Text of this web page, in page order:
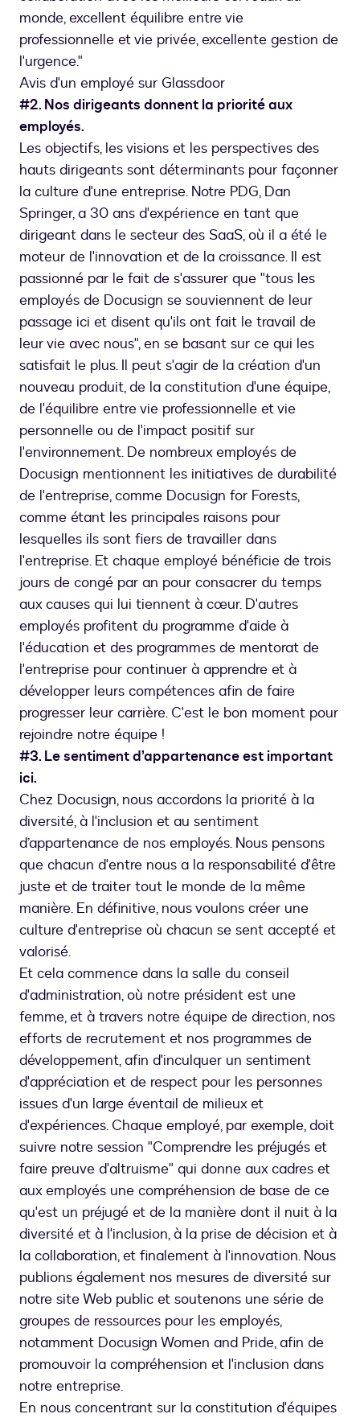
monde, excellent équilibre entre vie
professionnelle et vie privée, excellente gestion de
l'urgence."
Avis d'un employé sur Glassdoor
#2. Nos dirigeants donnent la priorité aux
employés.
Les objectifs, les visions et les perspectives des
hauts dirigeants sont déterminants pour façonner
la culture d'une entreprise. Notre PDG, Dan
Springer, a 30 ans d'expérience en tant que
dirigeant dans le secteur des SaaS, où il a été le
moteur de l'innovation et de la croissance. Il est
passionné par le fait de s'assurer que "tous les
employés de Docusign se souviennent de leur
passage ici et disent qu'ils ont fait le travail de
leur vie avec nous", en se basant sur ce qui les
satisfait le plus. Il peut s'agir de la création d'un
nouveau produit, de la constitution d'une équipe,
de l'équilibre entre vie professionnelle et vie
personnelle ou de l'impact positif sur
l'environnement. De nombreux employés de
Docusign mentionnent les initiatives de durabilité
de l'entreprise, comme Docusign for Forests,
comme étant les principales raisons pour
lesquelles ils sont fiers de travailler dans
l'entreprise. Et chaque employé bénéficie de trois
jours de congé par an pour consacrer du temps
aux causes qui lui tiennent à cœur. D'autres
employés profitent du programme d'aide à
l'éducation et des programmes de mentorat de
l'entreprise pour continuer à apprendre et à
développer leurs compétences afin de faire
progresser leur carrière. C'est le bon moment pour
rejoindre notre équipe !
#3. Le sentiment d’appartenance est important
ici.
Chez Docusign, nous accordons la priorité à la
diversité, à l'inclusion et au sentiment
d’appartenance de nos employés. Nous pensons
que chacun d'entre nous a la responsabilité d'être
juste et de traiter tout le monde de la même
manière. En définitive, nous voulons créer une
culture d'entreprise où chacun se sent accepté et
valorisé.
Et cela commence dans la salle du conseil
d'administration, où notre président est une
femme, et à travers notre équipe de direction, nos
efforts de recrutement et nos programmes de
développement, afin d'inculquer un sentiment
d'appréciation et de respect pour les personnes
issues d'un large éventail de milieux et
d'expériences. Chaque employé, par exemple, doit
suivre notre session "Comprendre les préjugés et
faire preuve d'altruisme" qui donne aux cadres et
aux employés une compréhension de base de ce
qu'est un préjugé et de la manière dont il nuit à la
diversité et à l'inclusion, à la prise de décision et à
la collaboration, et finalement à l'innovation. Nous
publions également nos mesures de diversité sur
notre site Web public et soutenons une série de
groupes de ressources pour les employés,
notamment Docusign Women and Pride, afin de
promouvoir la compréhension et l'inclusion dans
notre entreprise.
En nous concentrant sur la constitution d'équipes